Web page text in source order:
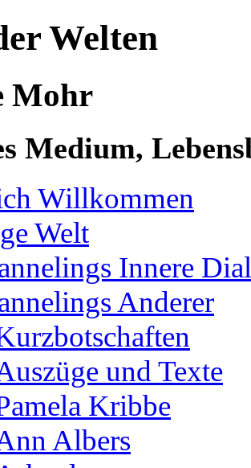
Welten
Mohr
Medium,
Willkommen
Welt
Innere
Anderer
und Texte
Kribbe
Albers